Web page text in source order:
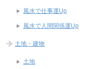
風水で仕事運Up
風水で人間関係運Up
土地・建物
土地